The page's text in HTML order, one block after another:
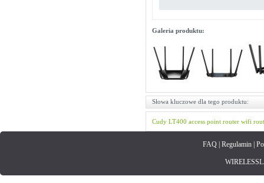
Galeria produktu:
Słowa kluczowe dla tego produktu:
Cudy LT400 access point router wifi
FAQ| Regulamin|